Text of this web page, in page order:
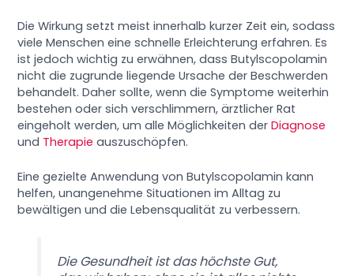
Die Wirkung setzt meist innerhalb kurzer Zeit ein, sodass
viele Menschen eine schnelle Erleichterung erfahren. Es
ist jedoch wichtig zu erwähnen, dass Butylscopolamin
nicht die zugrunde liegende Ursache der Beschwerden
behandelt. Daher sollte, wenn die Symptome weiterhin
bestehen oder sich verschlimmern, ärztlicher Rat
eingeholt werden, um alle Möglichkeiten derDiagnose
und Therapie auszuschöpfen.
Eine gezielte Anwendung von Butylscopolamin kann
helfen, unangenehme Situationen im Alltag zu
bewältigen und die Lebensqualität zu verbessern.
Die Gesundheit ist das höchste Gut,